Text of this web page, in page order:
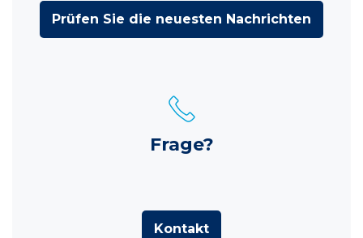
Prüfen Sie die neuesten Nachrichten
Frage?
Kontakt